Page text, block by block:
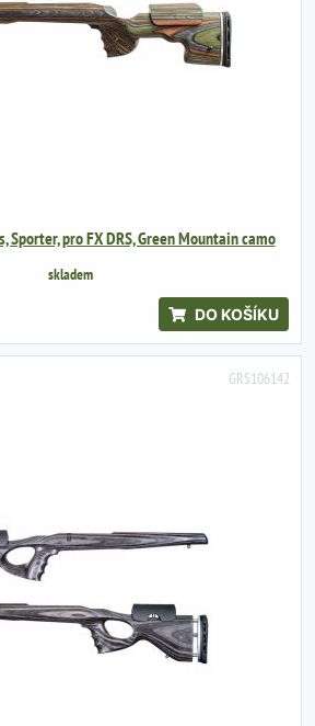
Sporter, pro FX DRS, Green Mountain camo
skladem
DO KOŠÍKU
GRS106142